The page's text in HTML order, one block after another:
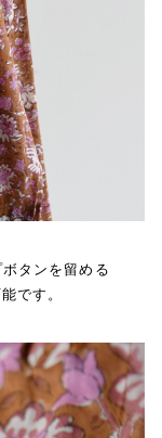
タンを留める
です。